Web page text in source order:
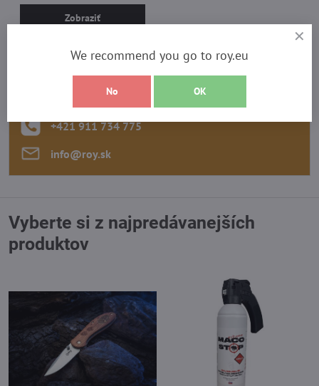
Zobraziť
Potrebujete poradiť?
+421 911 734 775
info​@roy​.sk
Vyberte si z najpredávanejších
produktov
We recommend you go to roy.eu
No OK